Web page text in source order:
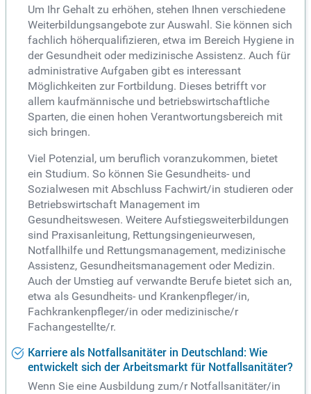
Um Ihr Gehalt zu erhöhen, stehen Ihnen verschiedene
Weiterbildungsangebote zur Auswahl. Sie können sich
fachlich höherqualifizieren, etwa im Bereich Hygiene in
der Gesundheit oder medizinische Assistenz. Auch für
administrative Aufgaben gibt es interessant
Möglichkeiten zur Fortbildung. Dieses betrifft vor
allem kaufmännische und betriebswirtschaftliche
Sparten, die einen hohen Verantwortungsbereich mit
sich bringen.
Viel Potenzial, um beruflich voranzukommen, bietet
ein Studium. So können Sie Gesundheits- und
Sozialwesen mit Abschluss Fachwirt/in studieren oder
Betriebswirtschaft Management im
Gesundheitswesen. Weitere Aufstiegsweiterbildungen
sind Praxisanleitung, Rettungsingenieurwesen,
Notfallhilfe und Rettungsmanagement, medizinische
Assistenz, Gesundheitsmanagement oder Medizin.
Auch der Umstieg auf verwandte Berufe bietet sich an,
etwa als Gesundheits- und Krankenpfleger/in,
Fachkrankenpfleger/in oder medizinische/r
Fachangestellte/r.
Karriere als Notfallsanitäter in Deutschland: Wie
entwickelt sich der Arbeitsmarkt für Notfallsanitäter?
Wenn Sie eine Ausbildung zum/r Notfallsanitäter/in